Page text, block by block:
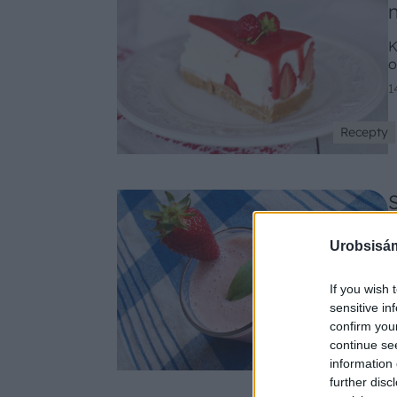
If you wish
sensitive
confirm
continue
information
further
Recepty
Recepty